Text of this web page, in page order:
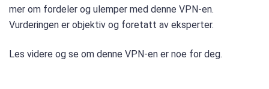
mer om fordeler og ulemper med denne VPN-en.
Vurderingen er objektiv og foretatt av eksperter.
Les videre og se om denne VPN-en er noe for deg.